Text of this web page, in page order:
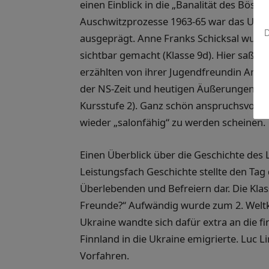
einen Einblick in die „Banalität des
Auschwitzprozesse 1963-65 war das
ausgeprägt. Anne Franks Schicksal
sichtbar gemacht (Klasse 9d). Hier
erzählten von ihrer Jugendfreundin
der NS-Zeit und heutigen Äußerungen
Kursstufe 2). Ganz schön anspruchsvoll
wieder „salonfähig“ zu werden scheinen.
Einen Überblick über die Geschichte
Leistungsfach Geschichte stellte den
Überlebenden und Befreiern dar. Die
Freunde?“ Aufwändig wurde zum 2.
Ukraine wandte sich dafür extra an die
Finnland in die Ukraine emigrierte. Luc
Vorfahren.